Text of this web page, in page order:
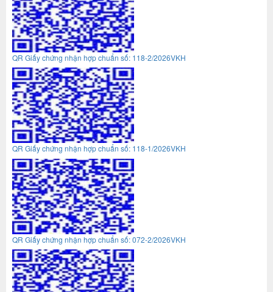
QR Giấy chứng nhận hợp chuẩn số: 118-2/2026VKH
QR Giấy chứng nhận hợp chuẩn số: 118-1/2026VKH
QR Giấy chứng nhận hợp chuẩn số: 072-2/2026VKH